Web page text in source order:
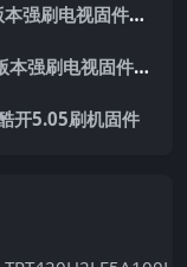
TCL电视V8-RT95001-LF1V215版本强刷电视固件包下载
TCL电视V8-0MT5508-LF1V362版本强刷电视固件包下载
开5.05刷机固件